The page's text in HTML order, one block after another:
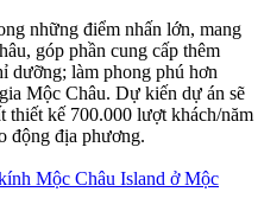
những điểm nhấn lớn, mang
góp phần cung cấp thêm
dưỡng; làm phong phú hơn
Mộc Châu. Dự kiến dự án sẽ
thiết kế 700.000 lượt khách/năm
động địa phương.
Mộc Châu Island ở Mộc